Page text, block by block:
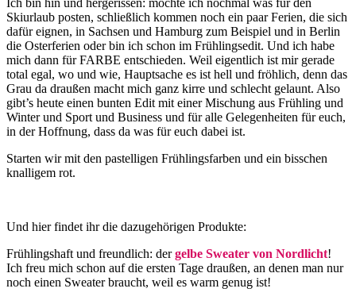
Ich bin hin und hergerissen: möchte ich nochmal was für den
Skiurlaub posten, schließlich kommen noch ein paar Ferien, die sich
dafür eignen, in Sachsen und Hamburg zum Beispiel und in Berlin
die Osterferien oder bin ich schon im Frühlingsedit. Und ich habe
mich dann für FARBE entschieden. Weil eigentlich ist mir gerade
total egal, wo und wie, Hauptsache es ist hell und fröhlich, denn das
Grau da draußen macht mich ganz kirre und schlecht gelaunt. Also
gibt’s heute einen bunten Edit mit einer Mischung aus Frühling und
Winter und Sport und Business und für alle Gelegenheiten für euch,
in der Hoffnung, dass da was für euch dabei ist.
Starten wir mit den pastelligen Frühlingsfarben und ein bisschen
knalligem rot.
Und hier findet ihr die dazugehörigen Produkte:
Frühlingshaft und freundlich: dergelbe Sweater von Nordlicht!
Ich freu mich schon auf die ersten Tage draußen, an denen man nur
noch einen Sweater braucht, weil es warm genug ist!